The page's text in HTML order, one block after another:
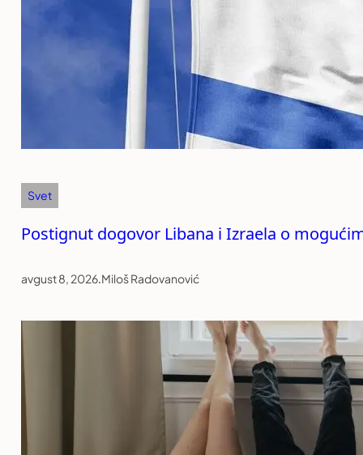
Svet
Postignut dogovor Libana i Izraela o
avgust 8, 2026.Miloš Radovanović